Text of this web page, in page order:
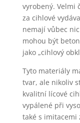
vyrobený. Velmi
za cihlové
nemají vůbec
mohou být
jako „cihlový
Tyto materiály
tvar, ale nikoliv
kvalitní lícové
vypálené při
také s imitacemi